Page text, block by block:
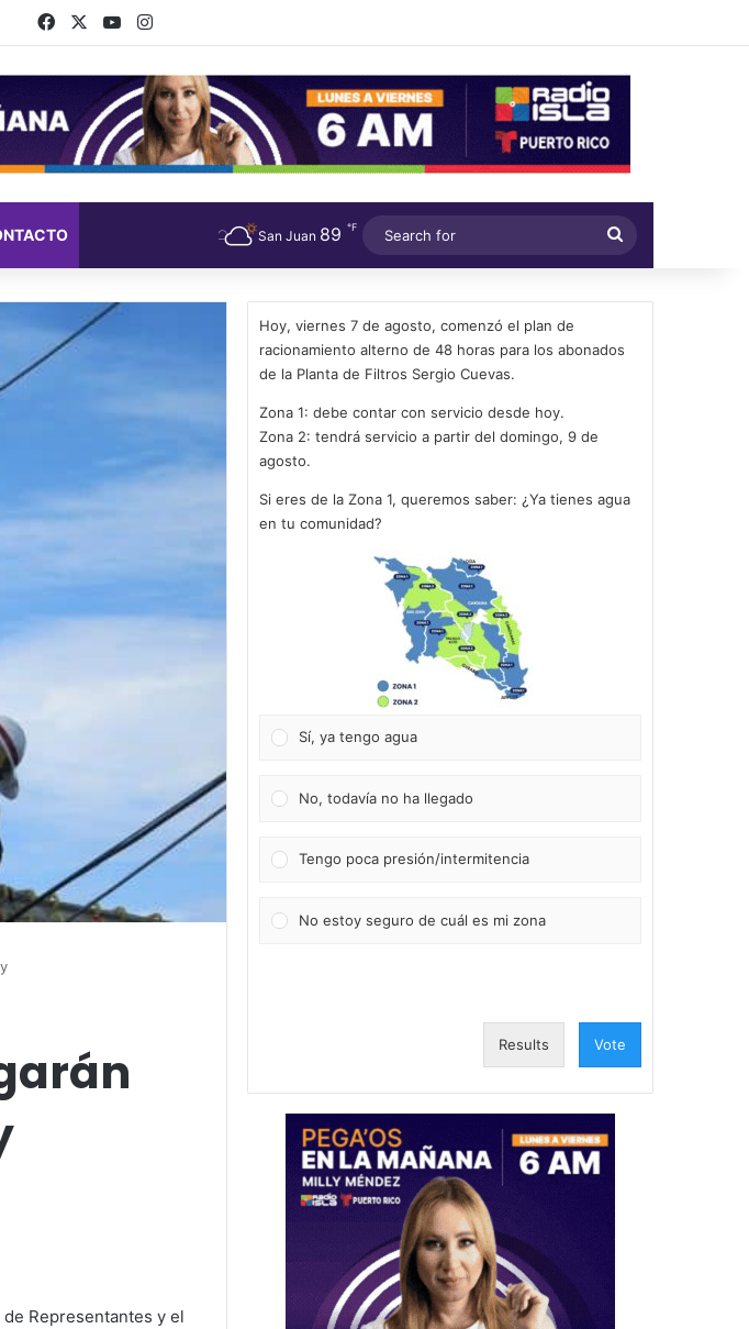
FacebookYouTubeInstagram
San Juan 89 ℉
for
Representantes y el
Hoy, viernes 7 de agosto, comenzó el plan de
racionamiento alterno de 48 horas para los abonados
de la Planta de Filtros Sergio Cuevas.
Zona 1: debe contar con servicio desde hoy.
Zona 2: tendrá servicio a partir del domingo, 9 de
agosto.
Si eres de la Zona 1, queremos saber: ¿Ya tienes agua
en tu comunidad?
Sí, ya tengo agua
No, todavía no ha llegado
Tengo poca presión/intermitencia
No estoy seguro de cuál es mi zona
Results Vote